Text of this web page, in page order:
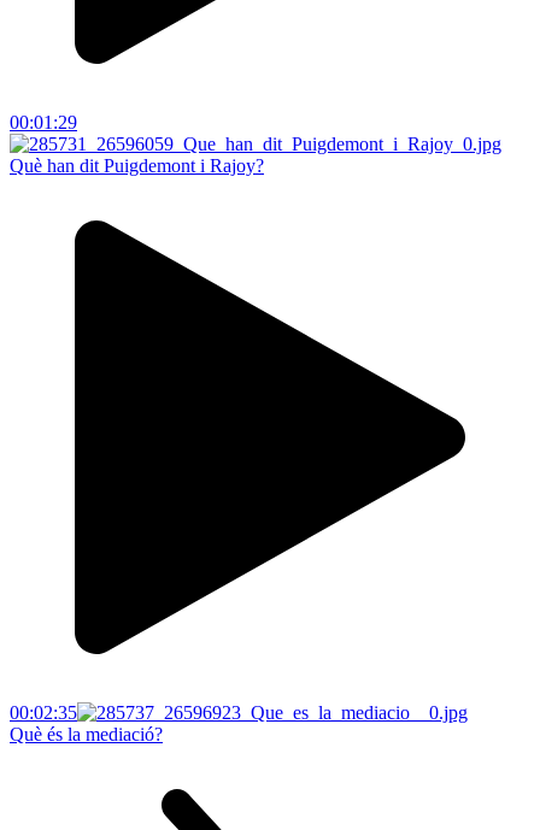
00:01:29
Què han dit Puigdemont i Rajoy?
00:02:35
Què és la mediació?